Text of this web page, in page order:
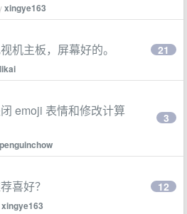
xingye163
机主板，屏幕好的。
likai
21
emoji 表情和修改计算
penguinchow
3
喜好？
xingye163
12